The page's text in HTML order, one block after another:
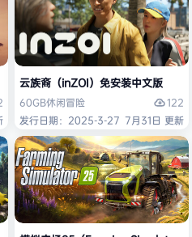
云族裔（inZOI）免安装中文版
60GB休闲冒险
122
发行日期：2025-3-27 7月31日 更新